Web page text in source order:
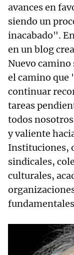
avances en
siendo un
inacabado".
en un blog
Nuevo
el camino que
continuar
tareas
todos
y valiente
Instituciones,
sindicales,
culturales,